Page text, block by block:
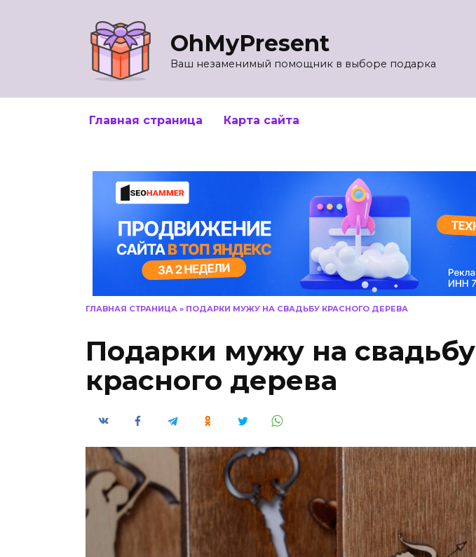
OhMyPresent
Ваш незаменимый помощник в выборе подарка
Главная страница Карта сайта
ГЛАВНАЯ СТРАНИЦА » ПОДАРКИ МУЖУ НА СВАДЬБУ КРАСНОГО ДЕРЕВА
Подарки мужу на свадьбу
красного дерева